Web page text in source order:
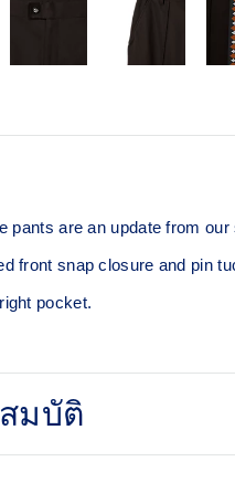
pants are an update from
front snap closure and pin
pocket.
มบัติ